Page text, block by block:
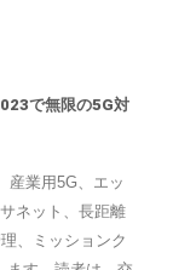
で無限の5G対
産業用5G、エッ
ネット、長距離
、ミッションク